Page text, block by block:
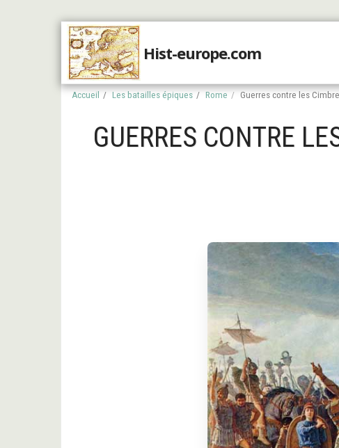
Hist-europe.com
Accueil Les batailles épiques Rome Guerres contre les
GUERRES CONTRE